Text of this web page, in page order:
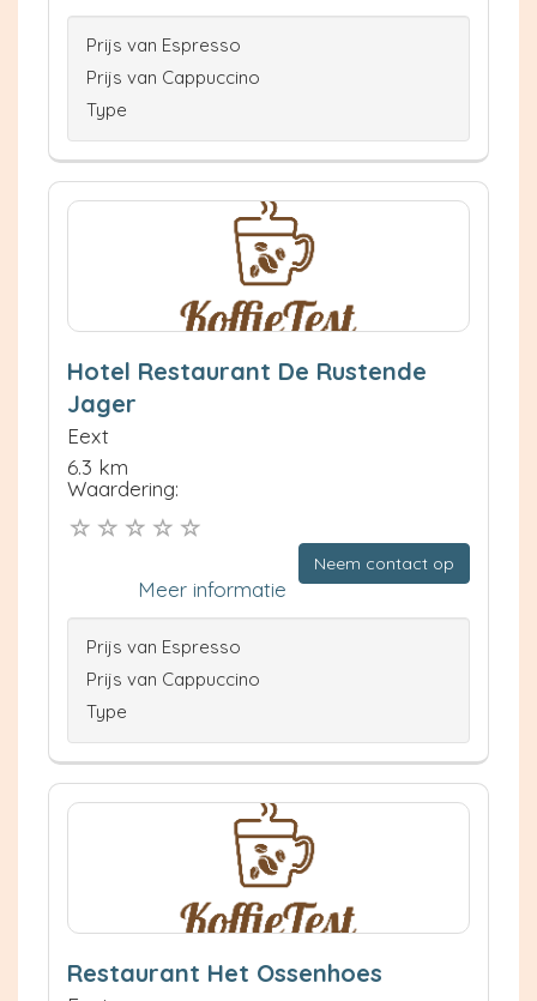
Prijs van Espresso
Prijs van Cappuccino
Type
Hotel Restaurant De Rustende
Jager
Eext
6.3 km
Waardering:
Neem contact op
Meer informatie
Prijs van Espresso
Prijs van Cappuccino
Type
Restaurant Het Ossenhoes